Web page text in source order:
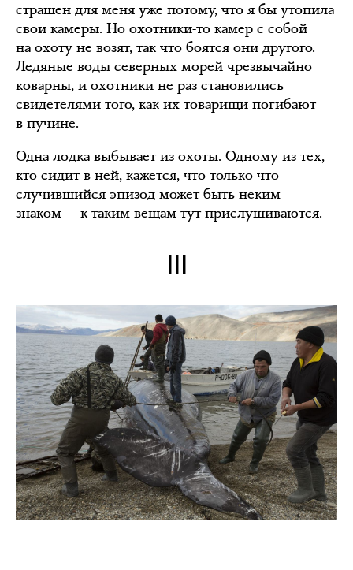
страшен для меня уже потому, что я бы утопила
свои камеры. Но охотники-то камер с собой
на охоту не возят, так что боятся они другого.
Ледяные воды северных морей чрезвычайно
коварны, и охотники не раз становились
свидетелями того, как их товарищи погибают
в пучине.
Одна лодка выбывает из охоты. Одному из тех,
кто сидит в ней, кажется, что только что
случившийся эпизод может быть неким
знаком — к таким вещам тут прислушиваются.